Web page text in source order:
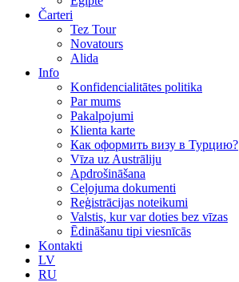
Čarteri
Tez Tour
Novatours
Alida
Info
Konfidencialitātes politika
Par mums
Рakalpojumi
Klienta karte
Как оформить визу в Турцию?
Vīza uz Austrāliju
Apdrošināšana
Ceļojuma dokumenti
Reģistrācijas noteikumi
Valstis, kur var doties bez vīzas
Ēdināšanu tipi viesnīcās
Kontakti
LV
RU